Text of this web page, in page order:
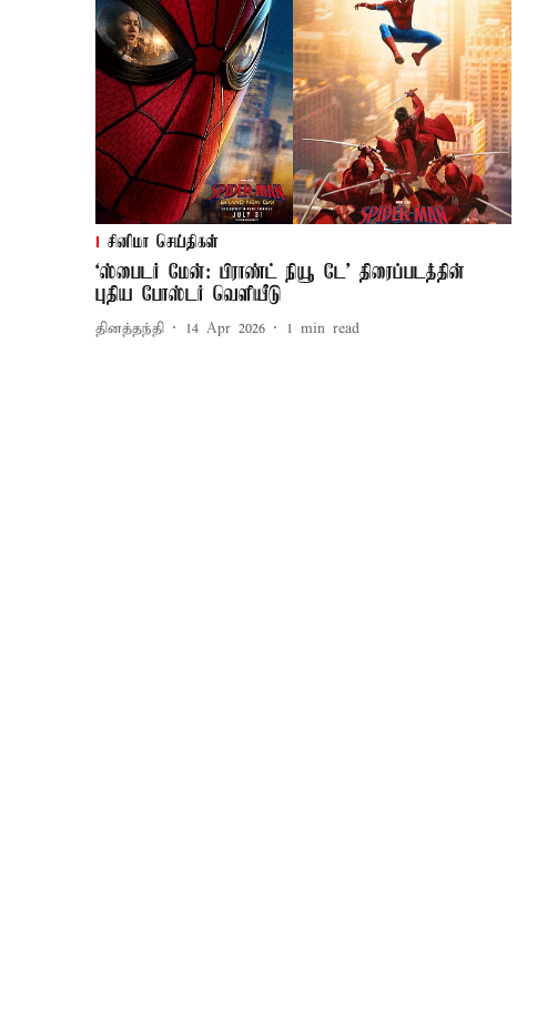
சினிமா செய்திகள்
‘ஸ்பைடர் மேன்: பிராண்ட் நியூ டே’ திரைப்படத்தின்
புதிய போஸ்டர் வெளியீடு
தினத்தந்தி 14 Apr 2026 1 min read